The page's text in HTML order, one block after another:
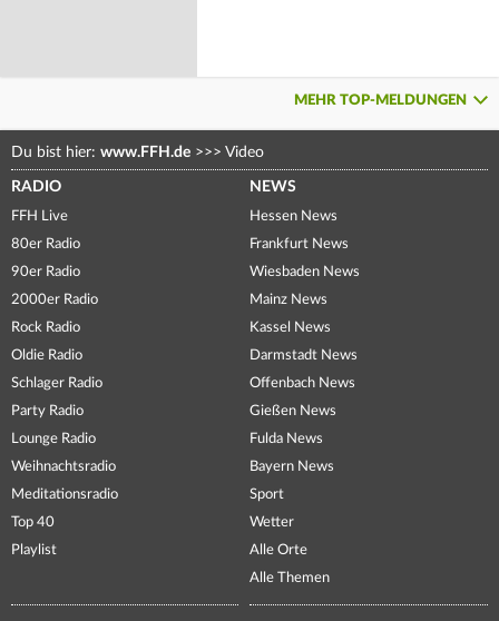
MEHR TOP-MELDUNGEN
Du bist hier: www.FFH.de >>> Video
RADIO
FFH Live
80er Radio
90er Radio
2000er Radio
Rock Radio
Oldie Radio
Schlager Radio
Party Radio
Lounge Radio
Weihnachtsradio
Meditationsradio
Top 40
Playlist
NEWS
Hessen News
Frankfurt News
Wiesbaden News
Mainz News
Kassel News
Darmstadt News
Offenbach News
Gießen News
Fulda News
Bayern News
Sport
Wetter
Alle Orte
Alle Themen